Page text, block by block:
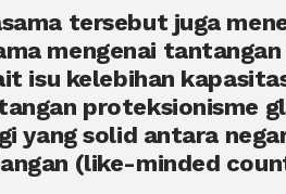
tersebut juga
mengenai
isu kelebihan
proteksionisme
yang solid antara
(like-minded